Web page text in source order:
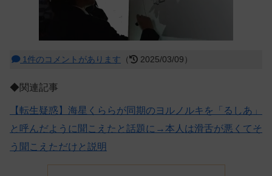
1件のコメントがあります （ 2025/03/09）
◆関連記事
【転生疑惑】海星くららが同期のヨルノルキを「るしあ」
と呼んだように聞こえたと話題に→本人は滑舌が悪くてそ
う聞こえただけと説明